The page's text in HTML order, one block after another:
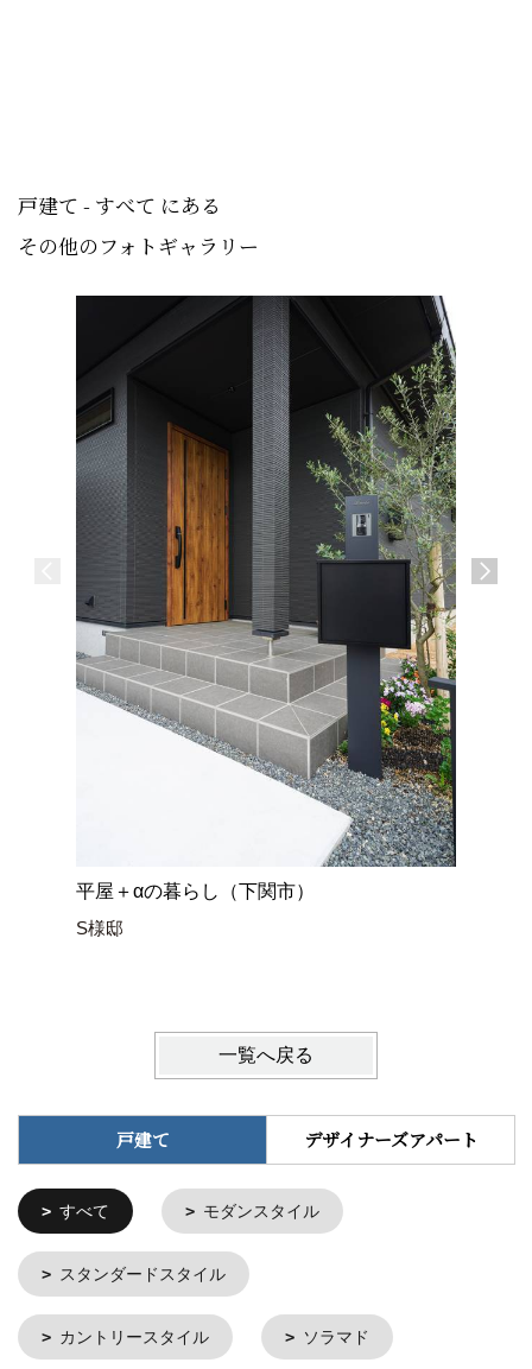
戸建て - すべて にある
その他のフォトギャラリー
平屋＋αの暮らし（下関市）
S様邸
一覧へ戻る
戸建て デザイナーズアパート
すべて モダンスタイル
スタンダードスタイル
カントリースタイル ソラマド